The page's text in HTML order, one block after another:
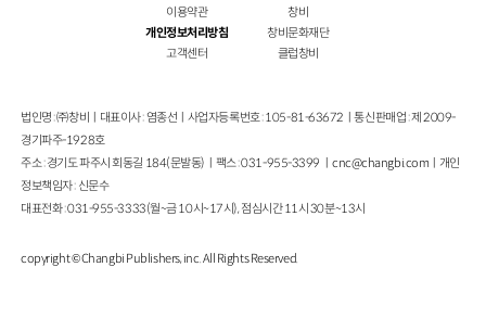
이용약관
개인정보처리방침
고객센터
창비
창비문화재단
클럽창비
법인명 : ㈜창비ㅣ대표이사 : 염종선ㅣ사업자등록번호 : 105-81-63672ㅣ통신판매업 : 제 2009-
경기파주-1928호
주소 : 경기도 파주시 회동길 184(문발동)ㅣ팩스 : 031-955-3399 ㅣcnc@changbi.com ㅣ개인
정보책임자 : 신문수
대표전화 : 031-955-3333(월~금 10시~17시), 점심시간 11시 30분~13시
copyright © Changbi Publishers, inc. All Rights Reserved.